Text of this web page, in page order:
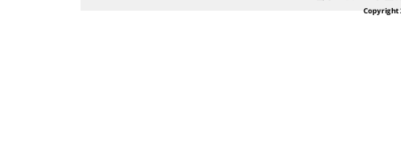
Copyright